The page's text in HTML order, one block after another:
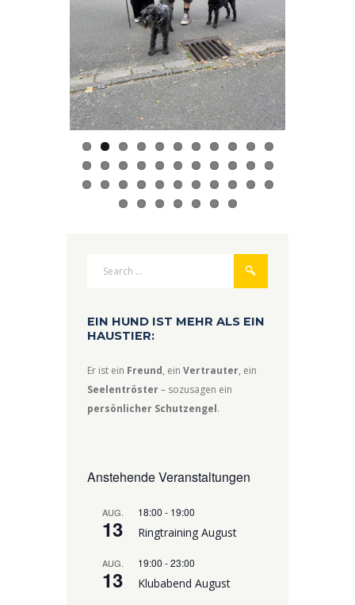
Previo
us
Next
EIN HUND IST MEHR ALS EIN
HAUSTIER:
Er ist ein Freund, einVertrauter, ein
Seelentröster– sozusagen ein
persönlicher Schutzengel.
Anstehende Veranstaltungen
AUG.
13
18:00 - 19:00
Ringtraining August
AUG.
13
19:00 -23:00
Klubabend August